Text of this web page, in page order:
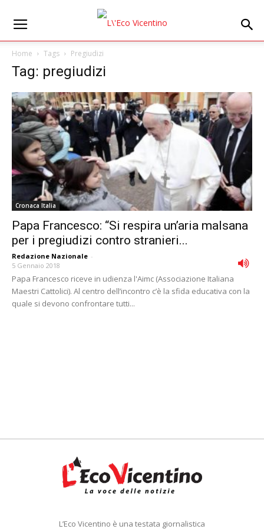
Home Tags Pregiudizi
Tag: pregiudizi
Cronaca Italia
Papa Francesco: “Si respira unʼaria malsana
per i pregiudizi contro stranieri...
Redazione Nazionale -
5 Gennaio 2018
Papa Francesco riceve in udienza l'Aimc (Associazione Italiana
Maestri Cattolici). Al centro dell’incontro c’è la sfida educativa con la
quale si devono confrontare tutti...
L’Eco Vicentino è una testata giornalistica